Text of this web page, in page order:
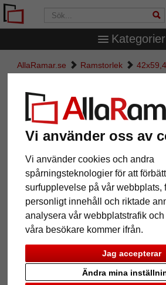
Vi använder oss av
Vi använder cookies och andra
spårningsteknologier för att
surfupplevelse på vår webbplats,
personligt innehåll och riktade
analysera vår webbplatstrafik och
våra besökare kommer ifrån.
Jag accepterar
Ändra mina
Kategorier
AllaRamar.se Ramstorlek
Clipsram